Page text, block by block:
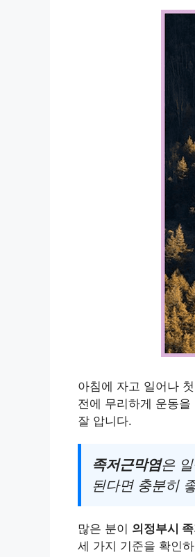
아침에 자고 일어나
전에 무리하게 운동
잘 압니다.
족저근막염은
된다면 충분히
많은 분이 의정부시
세 가지 기준을 확인